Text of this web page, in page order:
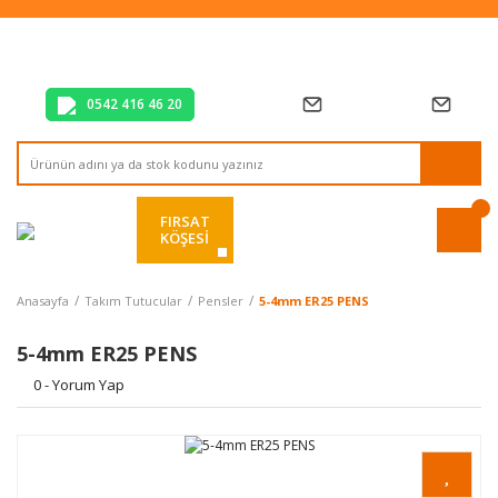
Tüm Alışverişlerde Vade Farksız 2 Taksit!
0542 416 46 20
FIRSAT
KÖŞESİ
Anasayfa Takım Tutucular Pensler 5-4mm ER25 PENS
5-4mm ER25 PENS
0 - Yorum Yap